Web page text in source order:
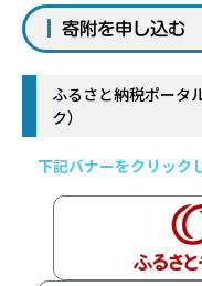
寄附を申し込む
ふるさと納税ポータ
ク）
下記バナーをクリック